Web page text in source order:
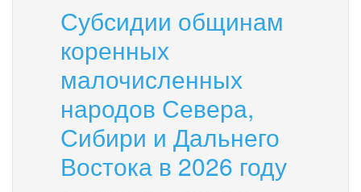
эвакуация
в
школе
Субсидии общинам
коренных
малочисленных
народов Севера,
Сибири и Дальнего
Востока в 2026 году